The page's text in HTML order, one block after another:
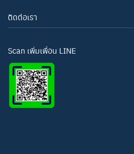
ติดต่อเรา
โทรศัพท์: 093-3277343
อีเมล: hightechwichian@gmail.com
Scan เพิ่มเพื่อน LINE